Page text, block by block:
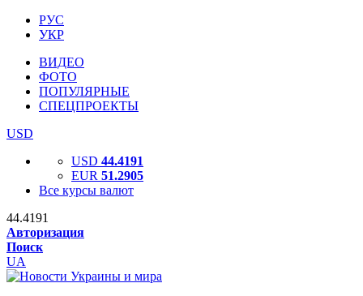
РУС
УКР
ВИДЕО
ФОТО
ПОПУЛЯРНЫЕ
СПЕЦПРОЕКТЫ
USD
USD 44.4191
EUR 51.2905
Все курсы валют
44.4191
Авторизация
Поиск
UA